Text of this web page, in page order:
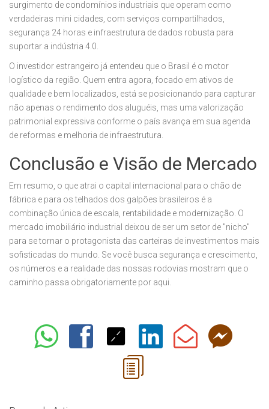
surgimento de condomínios industriais que operam como
verdadeiras mini cidades, com serviços compartilhados,
segurança 24 horas e infraestrutura de dados robusta para
suportar a indústria 4.0.
O investidor estrangeiro já entendeu que o Brasil é o motor
logístico da região. Quem entra agora, focado em ativos de
qualidade e bem localizados, está se posicionando para capturar
não apenas o rendimento dos aluguéis, mas uma valorização
patrimonial expressiva conforme o país avança em sua agenda
de reformas e melhoria de infraestrutura.
Conclusão e Visão de Mercado
Em resumo, o que atrai o capital internacional para o chão de
fábrica e para os telhados dos galpões brasileiros é a
combinação única de escala, rentabilidade e modernização. O
mercado imobiliário industrial deixou de ser um setor de "nicho"
para se tornar o protagonista das carteiras de investimentos mais
sofisticadas do mundo. Se você busca segurança e crescimento,
os números e a realidade das nossas rodovias mostram que o
caminho passa obrigatoriamente por aqui.